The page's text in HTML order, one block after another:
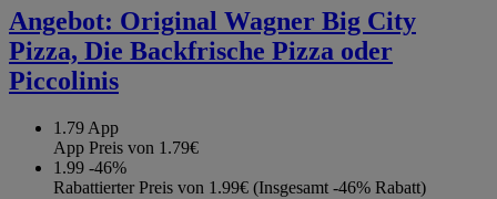
Angebot: Original Wagner Big City
Pizza, Die Backfrische Pizza oder
Piccolinis
1.79 App
App Preis von 1.79€
1.99 -46%
Rabattierter Preis von 1.99€ (Insgesamt -46% Rabatt)